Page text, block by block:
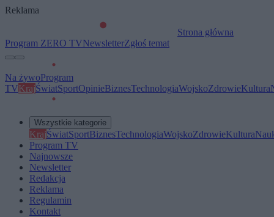
Reklama
Strona główna
Program ZERO TVNewsletterZgłoś temat
Na żywoProgram
TVKrajŚwiatSportOpinieBiznesTechnologiaWojskoZdrowieKultura
Wszystkie kategorie
KrajŚwiatSportBiznesTechnologiaWojskoZdrowieKultura
Program TV
Najnowsze
Newsletter
Redakcja
Reklama
Regulamin
Kontakt